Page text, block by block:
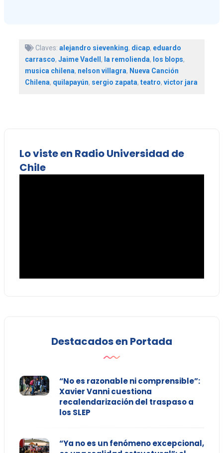
Claves: alejandro sievenking, dicap, eduardo
carrasco, Jaime Vadell , la remolienda, los blops,
musica chilena, nelson villagra, Nueva Canción
Chilena, quilapayún, sergio zapata, teatro, victor jara
Lo viste en Radio Universidad de
Chile
Destacados en Portada
“No es razonable ni comprensible”:
Xavier Vanni cuestiona
recalendarización del traspaso a
los SLEP
“Ya no es un fenómeno excepcional,